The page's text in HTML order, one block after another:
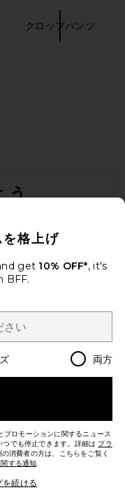
クロップパンツ
う
Regions
格上げ
get 10% OFF*, it's
BFF.
両方
プロモーションに関するニュース
でも停止できます。詳細は プラ
消費者の方は、こちらをご覧く
する通知.
を続ける